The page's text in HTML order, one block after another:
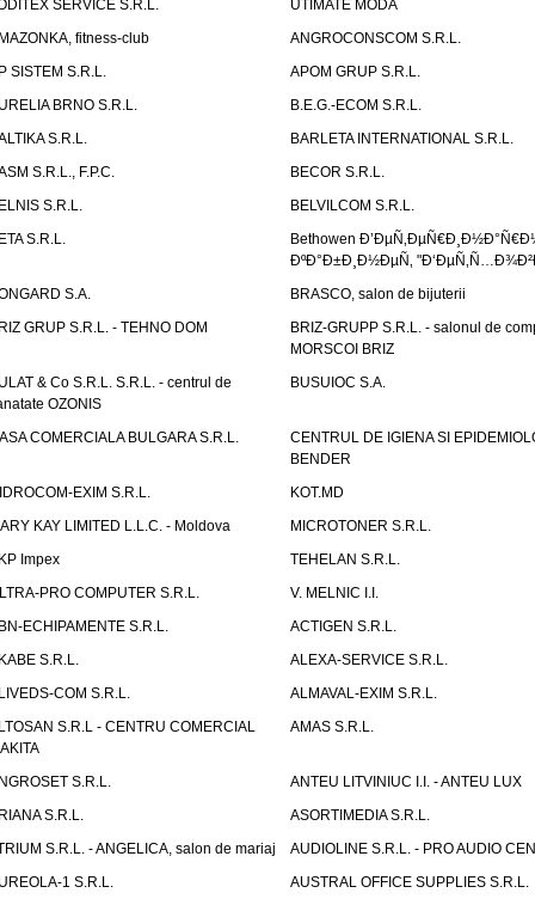
SERVICE S.R.L.
UTIMATE MODA
fitness-club
ANGROCONSCOM S.R.L.
SISTEM S.R.L.
APOM GRUP S.R.L.
BRNO S.R.L.
B.E.G.-ECOM S.R.L.
S.R.L.
BARLETA INTERNATIONAL S.R.L.
S.R.L., F.P.C.
BECOR S.R.L.
S.R.L.
BELVILCOM S.R.L.
S.R.L.
Bethowen
ÐºÐ°Ð±Ð¸Ð½ÐµÑ‚
S.A.
BRASCO, salon de bijuterii
GRUP S.R.L. - TEHNO DOM
BRIZ-GRUPP S.R.L. - salonul de
MORSCOI BRIZ
& Co S.R.L. S.R.L. - centrul de
OZONIS
BUSUIOC S.A.
COMERCIALA BULGARA S.R.L.
CENTRUL DE IGIENA SI
BENDER
EXIM S.R.L.
KOT.MD
KAY LIMITED L.L.C. - Moldova
MICROTONER S.R.L.
Impex
TEHELAN S.R.L.
PRO COMPUTER S.R.L.
V. MELNIC I.I.
ECHIPAMENTE S.R.L.
ACTIGEN S.R.L.
S.R.L.
ALEXA-SERVICE S.R.L.
COM S.R.L.
ALMAVAL-EXIM S.R.L.
S.R.L - CENTRU COMERCIAL
AMAS S.R.L.
S.R.L.
ANTEU LITVINIUC I.I. - ANTEU LUX
S.R.L.
ASORTIMEDIA S.R.L.
S.R.L. - ANGELICA, salon de mariaj
AUDIOLINE S.R.L. - PRO AUDIO
1 S.R.L.
AUSTRAL OFFICE SUPPLIES S.R.L.